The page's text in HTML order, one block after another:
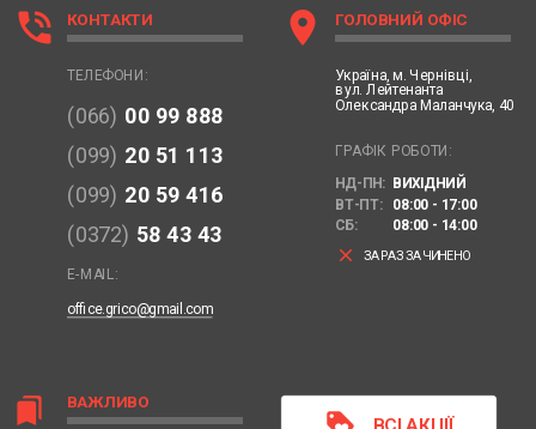
bookmarks ВАЖЛИВО
phone_in_talk КОНТАКТИ
ТЕЛЕФОНИ:
(066) 00 99 888
(099) 20 51 113
(099) 20 59 416
(0372) 58 43 43
E-MAIL:
office.grico@gmail.com
location_on ГОЛОВНИЙ ОФІС
Україна, м. Чернівці,
вул. Лейтенанта
Олександра Маланчука, 40
ГРАФІК РОБОТИ:
НД-ПН: ВИХІДНИЙ
ВТ-ПТ:
08:00 - 17:00
СБ:
08:00 - 14:00
clear ЗАРАЗ ЗАЧИНЕНО